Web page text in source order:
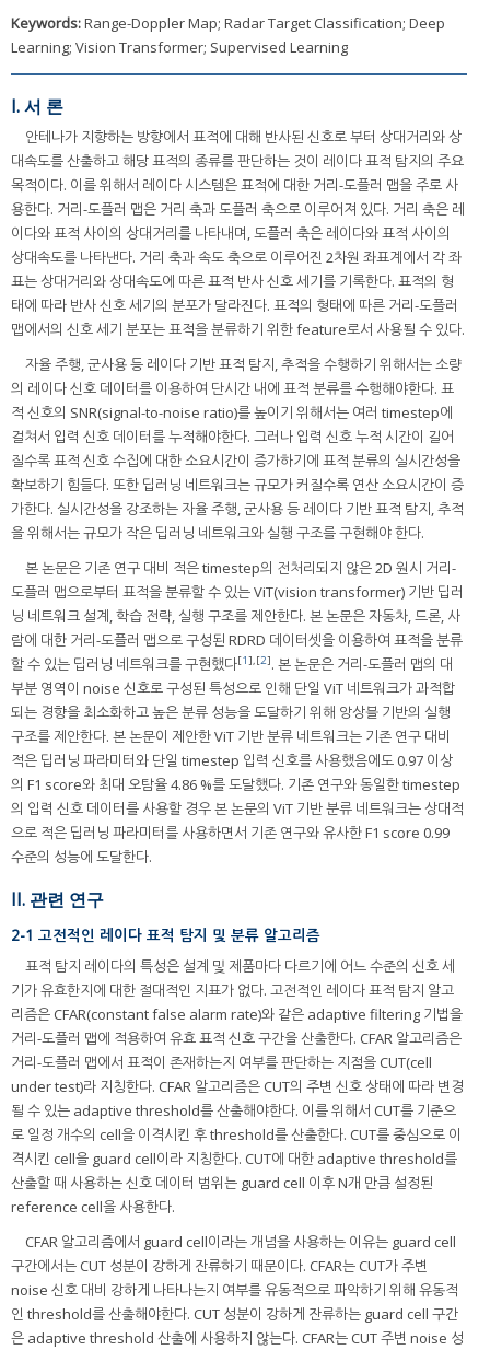
Keywords:Range-Doppler Map; Radar Target Classification; Deep
Learning; Vision Transformer; Supervised Learning
I. 서 론
안테나가 지향하는 방향에서 표적에 대해 반사된 신호로 부터 상대거리와 상
대속도를 산출하고 해당 표적의 종류를 판단하는 것이 레이다 표적 탐지의 주요
목적이다. 이를 위해서 레이다 시스템은 표적에 대한 거리-도플러 맵을 주로 사
용한다. 거리-도플러 맵은 거리 축과 도플러 축으로 이루어져 있다. 거리 축은 레
이다와 표적 사이의 상대거리를 나타내며, 도플러 축은 레이다와 표적 사이의
상대속도를 나타낸다. 거리 축과 속도 축으로 이루어진 2차원 좌표계에서 각 좌
표는 상대거리와 상대속도에 따른 표적 반사 신호 세기를 기록한다. 표적의 형
태에 따라 반사 신호 세기의 분포가 달라진다. 표적의 형태에 따른 거리-도플러
맵에서의 신호 세기 분포는 표적을 분류하기 위한 feature로서 사용될 수 있다.
자율 주행, 군사용 등 레이다 기반 표적 탐지, 추적을 수행하기 위해서는 소량
의 레이다 신호 데이터를 이용하여 단시간 내에 표적 분류를 수행해야한다. 표
적 신호의 SNR(signal-to-noise ratio)를 높이기 위해서는 여러 timestep에
걸쳐서 입력 신호 데이터를 누적해야한다. 그러나 입력 신호 누적 시간이 길어
질수록 표적 신호 수집에 대한 소요시간이 증가하기에 표적 분류의 실시간성을
확보하기 힘들다. 또한 딥러닝 네트워크는 규모가 커질수록 연산 소요시간이 증
가한다. 실시간성을 강조하는 자율 주행, 군사용 등 레이다 기반 표적 탐지, 추적
을 위해서는 규모가 작은 딥러닝 네트워크와 실행 구조를 구현해야 한다.
본 논문은 기존 연구 대비 적은 timestep의 전처리되지 않은 2D 원시 거리-
도플러 맵으로부터 표적을 분류할 수 있는 ViT(vision transformer) 기반 딥러
닝 네트워크 설계, 학습 전략, 실행 구조를 제안한다. 본 논문은 자동차, 드론, 사
람에 대한 거리-도플러 맵으로 구성된 RDRD 데이터셋을 이용하여 표적을 분류
할 수 있는 딥러닝 네트워크를 구현했다[1],[2]. 본 논문은 거리-도플러 맵의 대
부분 영역이 noise 신호로 구성된 특성으로 인해 단일 ViT 네트워크가 과적합
되는 경향을 최소화하고 높은 분류 성능을 도달하기 위해 앙상블 기반의 실행
구조를 제안한다. 본 논문이 제안한 ViT 기반 분류 네트워크는 기존 연구 대비
적은 딥러닝 파라미터와 단일 timestep 입력 신호를 사용했음에도 0.97 이상
의 F1 score와 최대 오탐율 4.86 %를 도달했다. 기존 연구와 동일한 timestep
의 입력 신호 데이터를 사용할 경우 본 논문의 ViT 기반 분류 네트워크는 상대적
으로 적은 딥러닝 파라미터를 사용하면서 기존 연구와 유사한 F1 score 0.99
수준의 성능에 도달한다.
II. 관련 연구
2-1 고전적인 레이다 표적 탐지 및 분류 알고리즘
표적 탐지 레이다의 특성은 설계 및 제품마다 다르기에 어느 수준의 신호 세
기가 유효한지에 대한 절대적인 지표가 없다. 고전적인 레이다 표적 탐지 알고
리즘은 CFAR(constant false alarm rate)와 같은 adaptive filtering 기법을
거리-도플러 맵에 적용하여 유효 표적 신호 구간을 산출한다. CFAR 알고리즘은
거리-도플러 맵에서 표적이 존재하는지 여부를 판단하는 지점을 CUT(cell
under test)라 지칭한다. CFAR 알고리즘은 CUT의 주변 신호 상태에 따라 변경
될 수 있는 adaptive threshold를 산출해야한다. 이를 위해서 CUT를 기준으
로 일정 개수의 cell을 이격시킨 후 threshold를 산출한다. CUT를 중심으로 이
격시킨 cell을 guard cell이라 지칭한다. CUT에 대한 adaptive threshold를
산출할 때 사용하는 신호 데이터 범위는 guard cell 이후 N개 만큼 설정된
reference cell을 사용한다.
CFAR 알고리즘에서 guard cell이라는 개념을 사용하는 이유는 guard cell
구간에서는 CUT 성분이 강하게 잔류하기 때문이다. CFAR는 CUT가 주변
noise 신호 대비 강하게 나타나는지 여부를 유동적으로 파악하기 위해 유동적
인 threshold를 산출해야한다. CUT 성분이 강하게 잔류하는 guard cell 구간
은 adaptive threshold 산출에 사용하지 않는다. CFAR는 CUT 주변 noise 성